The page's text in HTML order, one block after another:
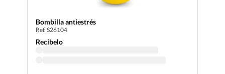
Bombilla antiestrés
Ref. S26104
Recíbelo